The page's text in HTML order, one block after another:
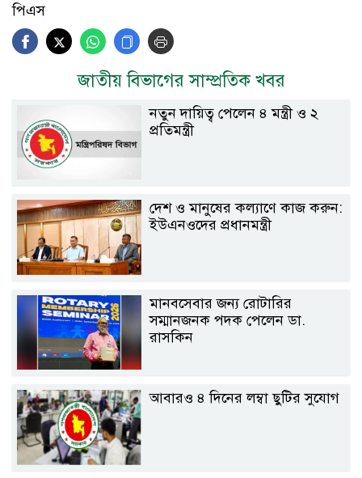
পিএস
জাতীয় বিভাগের সাম্প্রতিক খবর
নতুন দায়িত্ব পেলেন ৪ মন্ত্রী ও ২
প্রতিমন্ত্রী
দেশ ও মানুষের কল্যাণে কাজ করুন:
ইউএনওদের প্রধানমন্ত্রী
মানবসেবার জন্য রোটারির
সম্মানজনক পদক পেলেন ডা.
রাসকিন
আবারও ৪ দিনের লম্বা ছুটির সুযোগ